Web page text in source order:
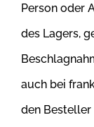
Person oder
des Lagers,
auch bei
den Besteller